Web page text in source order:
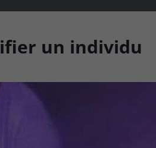
un individu